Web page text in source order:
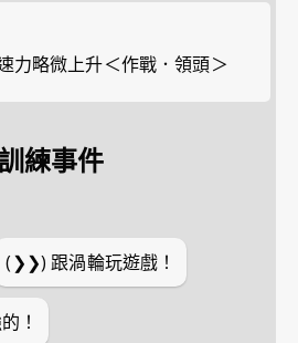
力略微上升＜作戰．領頭＞
訓練事件
(❯❯) 跟渦輪玩遊戲！
！